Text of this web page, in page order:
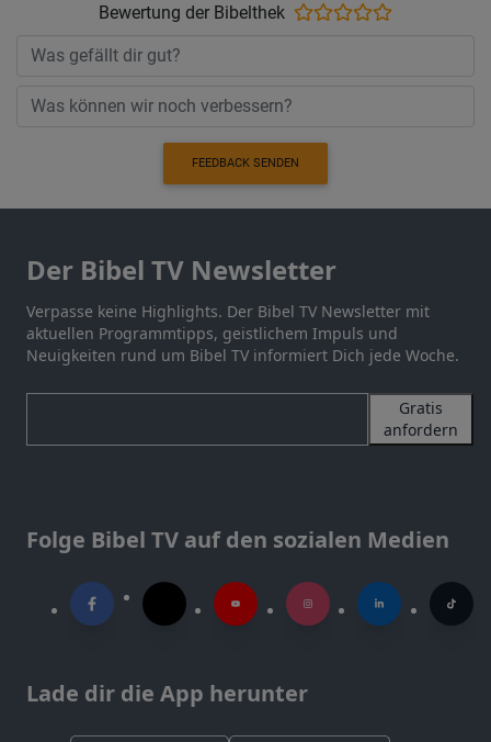
Bewertung der Bibelthek
FEEDBACK SENDEN
Der Bibel TV Newsletter
Verpasse keine Highlights. Der Bibel TV Newsletter mit
aktuellen Programmtipps, geistlichem Impuls und
Neuigkeiten rund um Bibel TV informiert Dich jede Woche.
Gratis
anfordern
Folge Bibel TV auf den sozialen Medien
Lade dir die App herunter